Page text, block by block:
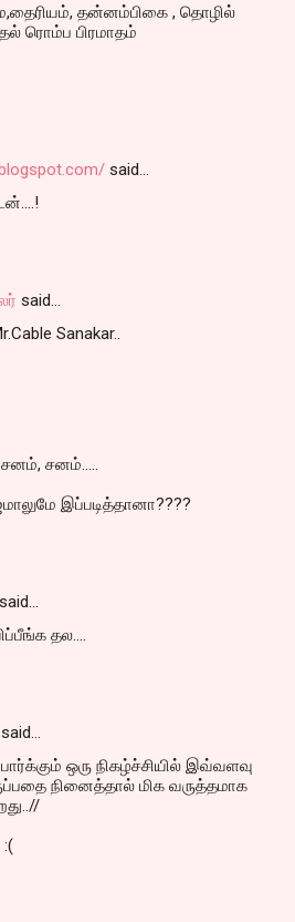
தன்னம்பிகை , தொழில்
ரொம்ப பிரமாதம்
said…
said…
Sanakar..
சனம்.....
இப்படித்தானா????
said…
தல....
said…
ஒரு நிகழ்ச்சியில் இவ்வளவு
நினைத்தால் மிக வருத்தமாக
:(